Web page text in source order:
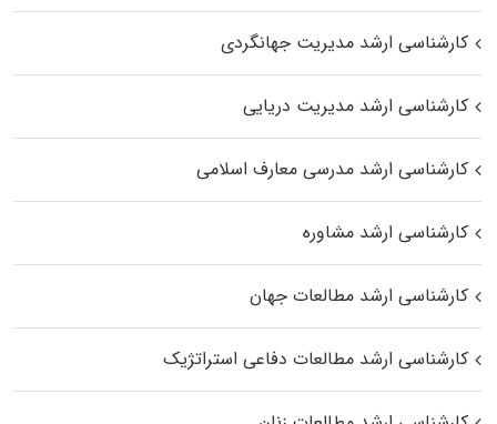
کارشناسی ارشد مدیریت جهانگردی
کارشناسی ارشد مدیریت دریایی
کارشناسی ارشد مدرسی معارف اسلامی
کارشناسی ارشد مشاوره
کارشناسی ارشد مطالعات جهان
کارشناسی ارشد مطالعات دفاعی استراتژیک